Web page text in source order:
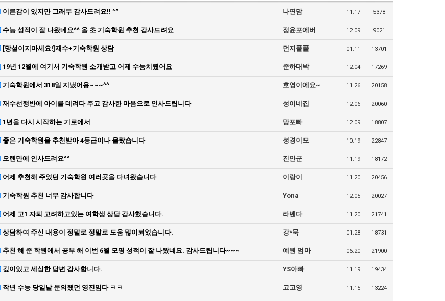
이른감이 있지만 그래두 감사드려요!! ^^ 나연맘 11.17 5378
수능 성적이 잘 나왔네요^^ 올 초 기숙학원 추천 감사드려요 정윤포에버 12.09 9021
[망설이지마세요!]재수+기숙학원 상담 먼지폴폴 01.11 13701
19년 12월에 여기서 기숙학원 소개받고 어제 수능치뤘어요 준하대박 12.04 17269
기숙학원에서 318일 지냈어용~~~^^ 호영이에요~ 11.26 20158
재수선행반에 아이를 데려다 주고 감사한 마음으로 인사드립니다 성이네집 12.06 20060
1년을 다시 시작하는 기로에서 망포빠 12.09 18807
좋은 기숙학원을 추천받아 4등급이나 올랐습니다 성경이모 10.19 22847
오랜만에 인사드려요^^ 진안군 11.19 18172
어제 추천해 주었던 기숙학원 여러곳을 다녀왔습니다 이랑이 11.20 20456
기숙학원 추천 너무 감사합니다 Yona 12.05 20027
어제 고1 자퇴 고려하고있는 여학생 상담 감사했습니다. 라벤다 11.20 21741
상담하여 주신 내용이 정말로 정말로 도움 많이되었습니다. 강*묵 01.28 18731
추천 해 준 학원에서 공부 해 이번 6월 모평 성적이 잘 나왔네요. 감사드립니다~~~ 예원 엄마 06.20 21900
깊이있고 세심한 답변 감사합니다. YS아빠 11.19 19434
작년 수능 당일날 문의했던 영진임다 ㅋㅋ 고고영 11.15 13224